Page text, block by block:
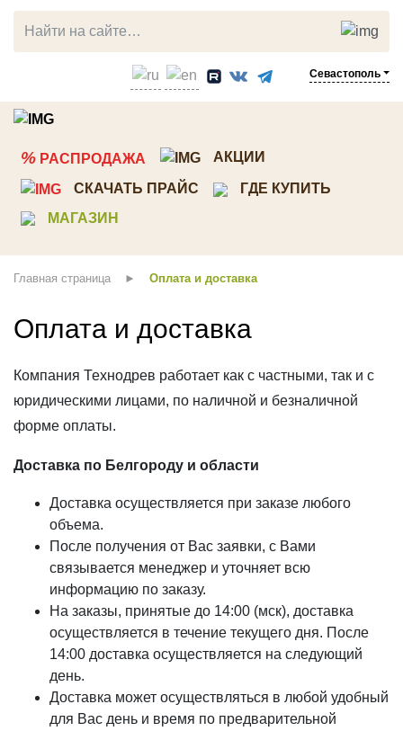
Севастополь
% РАСПРОДАЖА АКЦИИ
СКАЧАТЬ ПРАЙС
ГДЕ КУПИТЬ
МАГАЗИН
Главная страница Оплата и доставка
ЛИСТВЕННИЦА
Прямой планкен
Косой планкен
Террасная доска
Мебельный щит
Брусок, рейка
Клееный брус
КЕДР
Канадский кедр Вагонка
Канадский кедр Полок
КУМАРУ
АБАШИ
СОСНА
Планкен
Стеновые панели ТСП
Строганная доска
Доска пола
Мебельный щит
Декоративные балки
Евровагонка
Полок
Декоративный погонаж
Мебельный щит
Оплата и доставка
Компания Технодрев работает как с частными, так и с
юридическими лицами, по наличной и безналичной
форме оплаты.
Доставка по Белгороду и области
Доставка осуществляется при заказе любого
объема.
После получения от Вас заявки, с Вами
связывается менеджер и уточняет всю
информацию по заказу.
На заказы, принятые до 14:00 (мск), доставка
осуществляется в течение текущего дня. После
14:00 доставка осуществляется на следующий
день.
Доставка может осуществляться в любой удобный
для Вас день и время по предварительной